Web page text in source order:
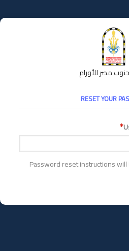
مصر للأورام
RESET YOUR
Password reset instructions